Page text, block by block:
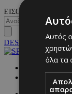
ΕΙΣΟΔΟΣ
DESKTOP
Αυτός
όλα τα